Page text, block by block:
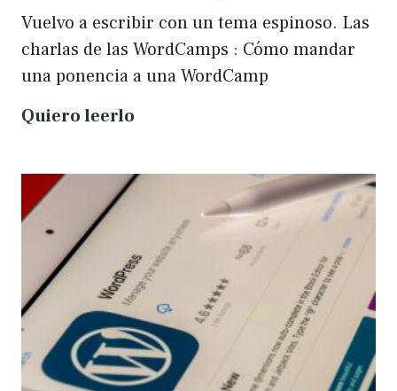
Vuelvo a escribir con un tema espinoso. Las
charlas de las WordCamps : Cómo mandar
una ponencia a una WordCamp
Quiero leerlo
una
una
WordCamp